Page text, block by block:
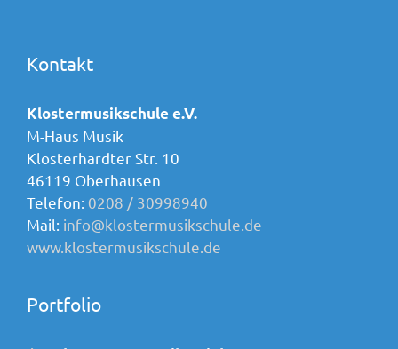
Kontakt
Klostermusikschule e.V.
M-Haus Musik
Klosterhardter Str. 10
46119 Oberhausen
Telefon: 0208 / 30998940
Mail: info@klostermusikschule.de
www.klostermusikschule.de
Portfolio